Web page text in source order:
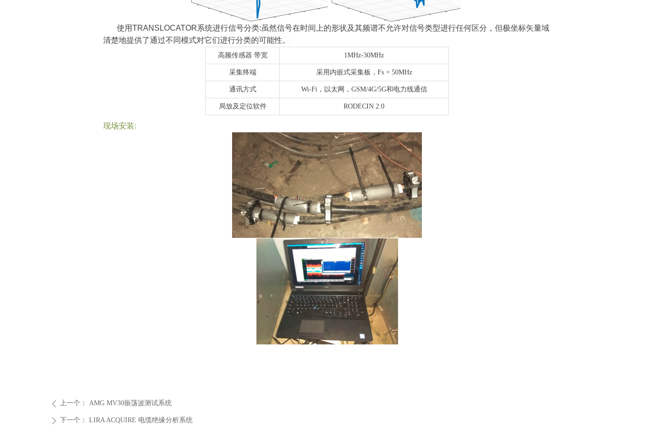
ꄴ 上一个： AMG MV30振荡波测试系统
ꄲ 下一个： LIRA ACQUIRE 电缆绝缘分析系统
使用TRANSLOCATOR系统进行信号分类:虽然信号在时间上的形状及其频谱不允许对信号类型进行任何区分，但极坐标矢量域
清楚地提供了通过不同模式对它们进行分类的可能性。
高频传感器 带宽 1MHz-30MHz
采集终端 采用 内嵌式采集板 ， Fs = 50MHz
通讯方式 Wi-Fi，以太网，GSM/4G/5G和电力线通信
局放及 定位软件 RODECIN 2.0
现场安装: